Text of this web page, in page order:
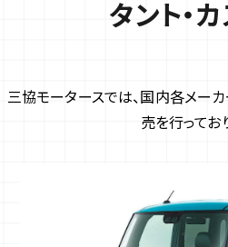
タント・
三協モータースでは、国内各メー
売を行ってお